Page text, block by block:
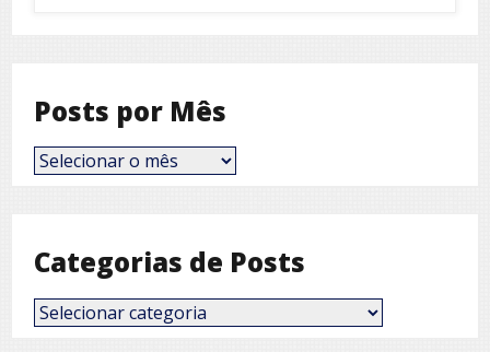
Posts por Mês
Posts
por
Categorias de Posts
Categorias
de